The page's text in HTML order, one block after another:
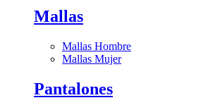
Mallas
Mallas Hombre
Mallas Mujer
Pantalones